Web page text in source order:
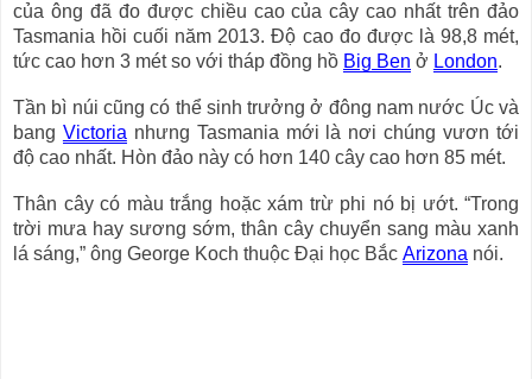
của ông đã đo được chiều cao của cây cao nhất trên đảo
Tasmania hồi cuối năm 2013. Độ cao đo được là 98,8 mét,
tức cao hơn 3 mét so với tháp đồng hồ Big Ben ở London.
Tần bì núi cũng có thể sinh trưởng ở đông nam nước Úc và
bang Victoria nhưng Tasmania mới là nơi chúng vươn tới
độ cao nhất. Hòn đảo này có hơn 140 cây cao hơn 85 mét.
Thân cây có màu trắng hoặc xám trừ phi nó bị ướt. “Trong
trời mưa hay sương sớm, thân cây chuyển sang màu xanh
lá sáng,” ông George Koch thuộc Đại học Bắc Arizona nói.